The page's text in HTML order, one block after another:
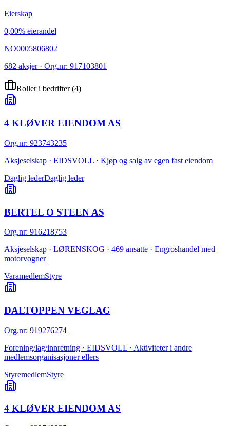
Eierskap
0,00% eierandel
NO0005806802
682 aksjer · Org.nr: 917103801
Roller i bedrifter(4)
4 KLØVER EIENDOM AS
Org.nr: 923743235
Aksjeselskap · EIDSVOLL · Kjøp og salg av egen fast eiendom
Daglig lederDaglig leder
BERTEL O STEEN AS
Org.nr: 916218753
Aksjeselskap · LØRENSKOG · 469 ansatte · Engroshandel med
motorvogner
VaramedlemStyre
DALTOPPEN VEGLAG
Org.nr: 919276274
Forening/lag/innretning · EIDSVOLL · Aktiviteter i andre
medlemsorganisasjoner ellers
StyremedlemStyre
4 KLØVER EIENDOM AS